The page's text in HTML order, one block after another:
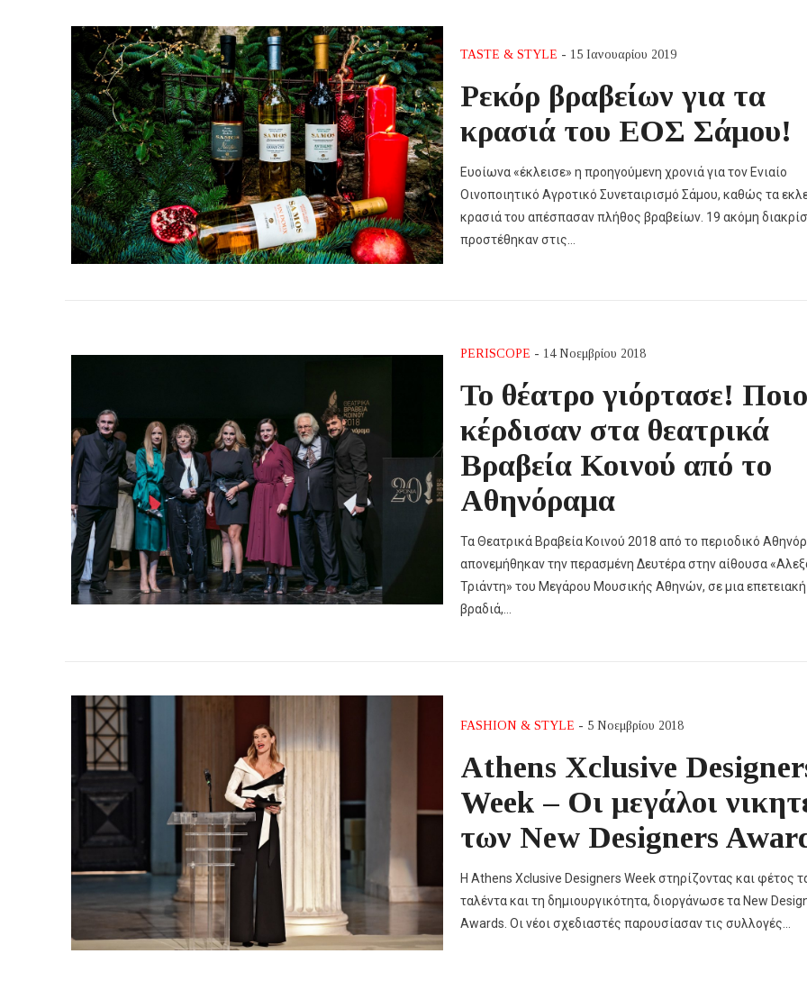
TASTE & STYLE - 15 Ιανουαρίου 2019
Ρεκόρ βραβείων για τα
κρασιά του ΕΟΣ Σάμου!
Ευοίωνα «έκλεισε» η προηγούμενη χρονιά για τον Ενιαίο
Οινοποιητικό Αγροτικό Συνεταιρισμό Σάμου, καθώς τα
κρασιά του απέσπασαν πλήθος βραβείων. 19 ακόμη
προστέθηκαν στις…
PERISCOPE - 14 Νοεμβρίου 2018
Το θέατρο γιόρτασε!
κέρδισαν στα θεατρικά
Βραβεία Κοινού από το
Αθηνόραμα
Τα Θεατρικά Βραβεία Κοινού 2018 από το περιοδικό
απονεμήθηκαν την περασμένη Δευτέρα στην αίθουσα
Τριάντη» του Μεγάρου Μουσικής Αθηνών, σε μια επετειακή
βραδιά,…
FASHION & STYLE - 5 Νοεμβρίου 2018
Athens Xclusive
Week – Οι μεγάλοι
των New Designers
Η Athens Xclusive Designers Week στηρίζοντας και φέτος
ταλέντα και τη δημιουργικότητα, διοργάνωσε τα New
Awards. Οι νέοι σχεδιαστές παρουσίασαν τις συλλογές…